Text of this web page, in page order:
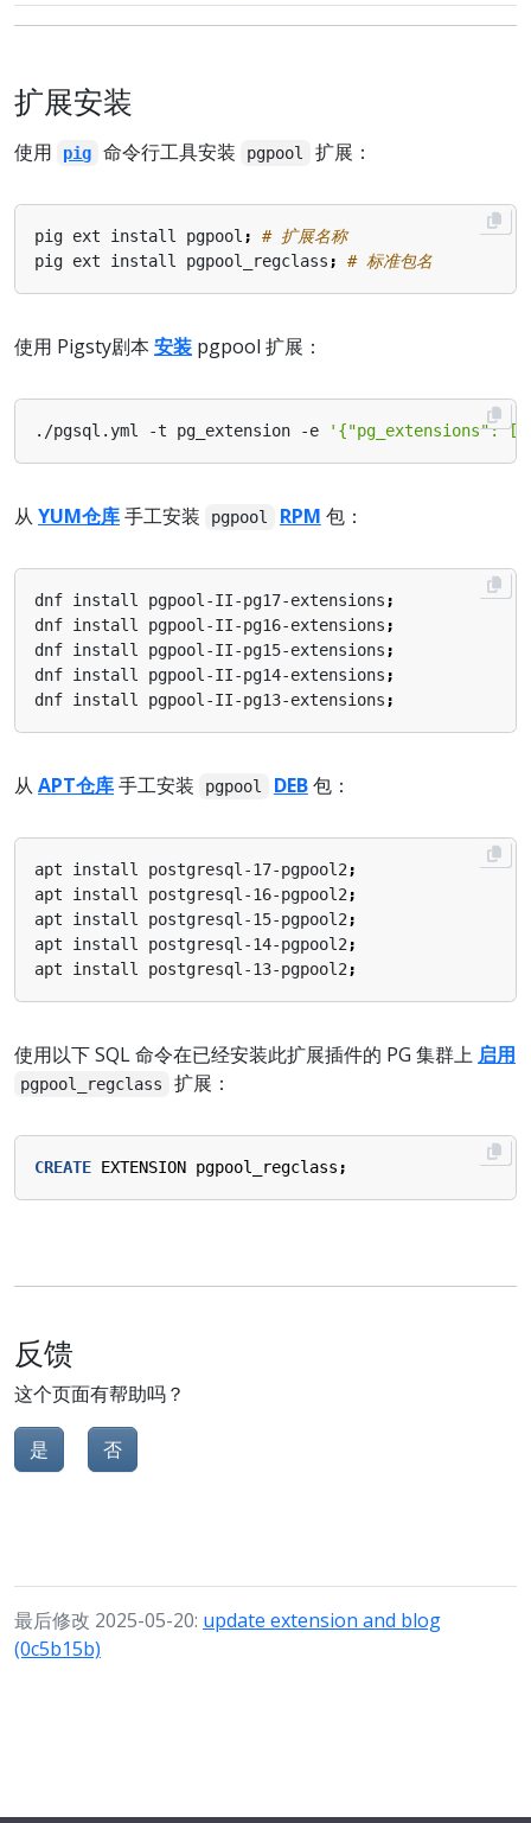
扩展安装
使用 pig 命令行工具安装 pgpool 扩展：
pig ext install pgpool ;
# 扩展名称
pig ext install pgpool_regclass ; # 标准包名
使用 Pigsty剧本 安装 pgpool 扩展：
./pgsql.yml -t pg_extension -e '{"pg_extensions":
从 YUM仓库手工安装 pgpool RPM 包：
dnf install pgpool-II-pg17-extensions ;
dnf install pgpool-II-pg16-extensions ;
dnf install pgpool-II-pg15-extensions ;
dnf install pgpool-II-pg14-extensions ;
dnf install pgpool-II-pg13-extensions ;
从 APT仓库手工安装 pgpool DEB包：
apt install postgresql-17-pgpool2 ;
apt install postgresql-16-pgpool2 ;
apt install postgresql-15-pgpool2 ;
apt install postgresql-14-pgpool2 ;
apt install postgresql-13-pgpool2 ;
使用以下 SQL 命令在已经安装此扩展插件的 PG 集群上 启用
pgpool_regclass 扩展：
CREATE EXTENSION pgpool_regclass ;
反馈
这个页面有帮助吗？
是 否
最后修改 2025-05-20: update extension and blog
(0c5b15b)